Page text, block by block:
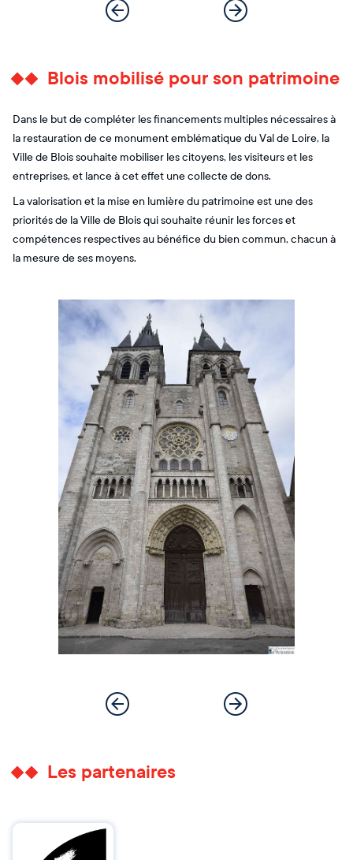
Blois mobilisé pour son patrimoine
Dans le but de compléter les financements multiples nécessaires à
la restauration de ce monument emblématique du Val de Loire, la
Ville de Blois souhaite mobiliser les citoyens, les visiteurs et les
entreprises, et lance à cet effet une collecte de dons.
La valorisation et la mise en lumière du patrimoine est une des
priorités de la Ville de Blois qui souhaite réunir les forces et
compétences respectives au bénéfice du bien commun, chacun à
la mesure de ses moyens.
Les partenaires